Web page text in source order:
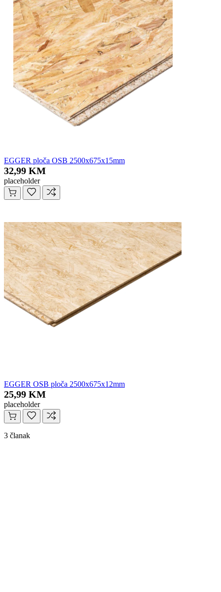
EGGER ploča OSB 2500x675x15mm
32,99 KM
placeholder
EGGER OSB ploča 2500x675x12mm
25,99 KM
placeholder
3 članak